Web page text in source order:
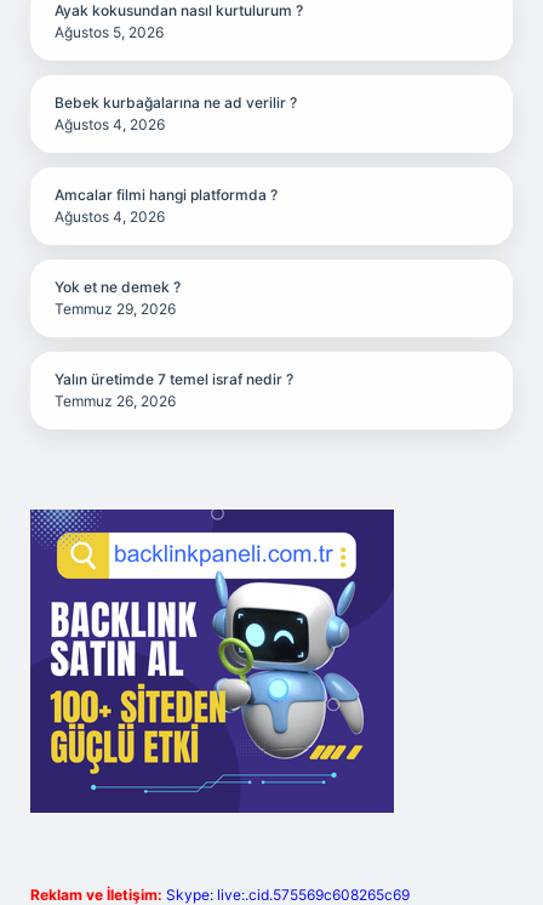
Ayak kokusundan nasıl kurtulurum ?
Ağustos 5, 2026
Bebek kurbağalarına ne ad verilir ?
Ağustos 4, 2026
Amcalar filmi hangi platformda ?
Ağustos 4, 2026
Yok et ne demek ?
Temmuz 29, 2026
Yalın üretimde 7 temel israf nedir ?
Temmuz 26, 2026
Reklam ve İletişim: Skype: live:.cid.575569c608265c69